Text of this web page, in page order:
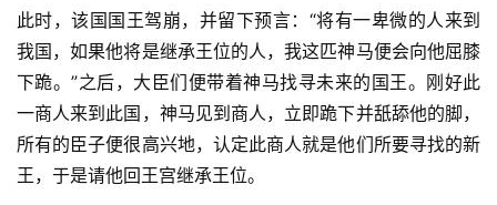
此时，该国国王驾崩，并留下预言：“将有一卑微的人来到
我国，如果他将是继承王位的人，我这匹神马便会向他屈膝
下跪。”之后，大臣们便带着神马找寻未来的国王。刚好此
一商人来到此国，神马见到商人，立即跪下并舐舔他的脚，
所有的臣子便很高兴地，认定此商人就是他们所要寻找的新
王，于是请他回王宫继承王位。